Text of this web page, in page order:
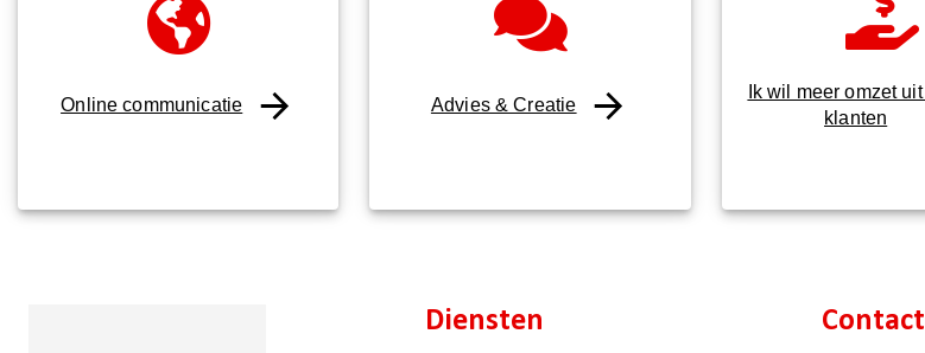
Online communicatie Advies & Creatie
Ik wil meer omzet
klanten
Diensten Contact